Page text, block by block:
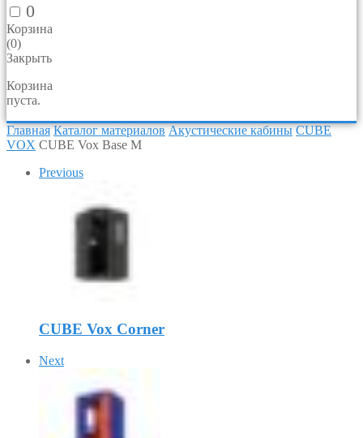
0
Корзина
(0)
Закрыть
Корзина
пуста.
Главная Каталог материалов Акустические кабины CUBE
VOX CUBE Vox Base M
Previous
CUBE Vox Corner
Next